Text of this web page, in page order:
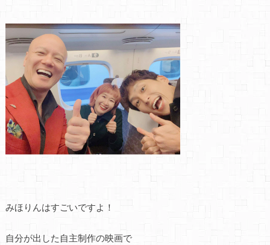
みほりんはすごいですよ！
自分が出した自主制作の映画で